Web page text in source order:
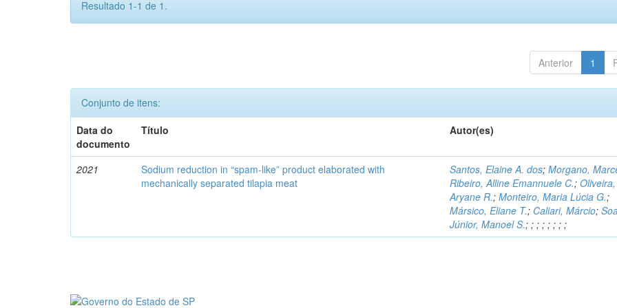
Resultado 1-1 de 1.
Anterior 1
Conjunto de itens:
Data do
documento
Título Autor(es)
2021
Sodium reduction in “spam-like” product elaborated with
mechanically separated tilapia meat
Santos, Elaine A. dos;Morgano,
Ribeiro, Alline Emannuele C.;Oliveira,
Aryane R.;Monteiro, Maria Lúcia G.;
Mársico, Eliane T.; Caliari, Márcio;
Júnior, Manoel S.;;;;;;;;